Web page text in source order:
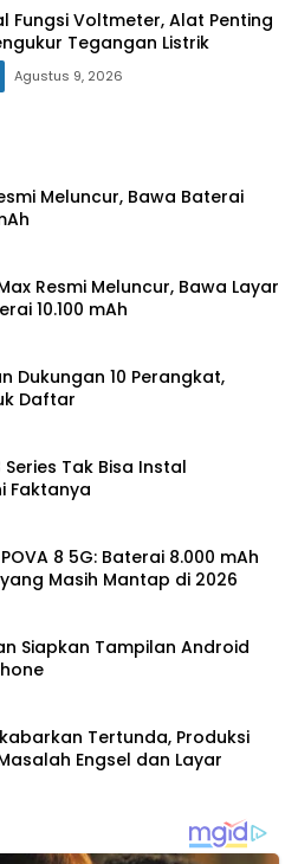
Fungsi Voltmeter, Alat Penting
Tegangan Listrik
Agustus 9, 2026
Meluncur, Bawa Baterai
Resmi Meluncur, Bawa Layar
10.100 mAh
Dukungan 10 Perangkat,
Daftar
Tak Bisa Instal
Faktanya
8 5G: Baterai 8.000 mAh
Masih Mantap di 2026
Siapkan Tampilan Android
Tertunda, Produksi
Engsel dan Layar